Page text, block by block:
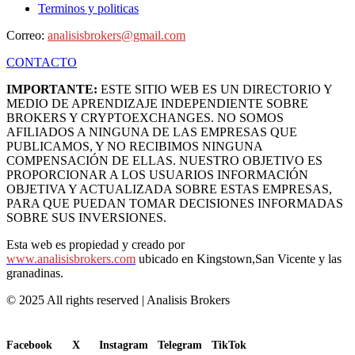
Terminos y politicas
Correo: analisisbrokers@gmail.com
CONTACTO
IMPORTANTE: ESTE SITIO WEB ES UN DIRECTORIO Y
MEDIO DE APRENDIZAJE INDEPENDIENTE SOBRE
BROKERS Y CRYPTOEXCHANGES. NO SOMOS
AFILIADOS A NINGUNA DE LAS EMPRESAS QUE
PUBLICAMOS, Y NO RECIBIMOS NINGUNA
COMPENSACIÓN DE ELLAS. NUESTRO OBJETIVO ES
PROPORCIONAR A LOS USUARIOS INFORMACIÓN
OBJETIVA Y ACTUALIZADA SOBRE ESTAS EMPRESAS,
PARA QUE PUEDAN TOMAR DECISIONES INFORMADAS
SOBRE SUS INVERSIONES.
Esta web es propiedad y creado por
www.analisisbrokers.com ubicado en Kingstown,San Vicente y las
granadinas.
© 2025 All rights reserved | Analisis Brokers
Facebook
X
Instagram
Telegram
TikTok